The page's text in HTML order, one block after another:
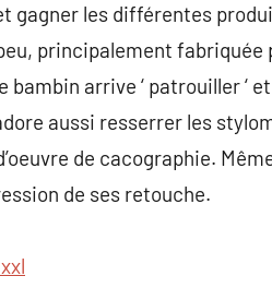
gagner les différentes
principalement
arrive ‘ patrouiller ‘
aussi resserrer les
de cacographie.
de ses retouche.